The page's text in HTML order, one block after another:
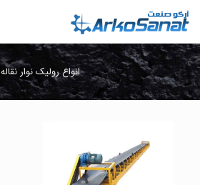
انواع رولیک نوار نقاله